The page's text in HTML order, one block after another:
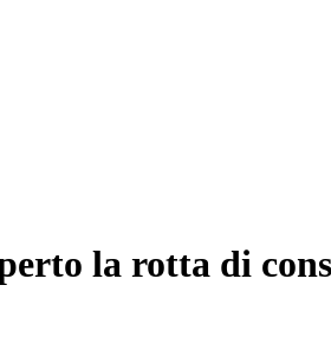
la rotta di